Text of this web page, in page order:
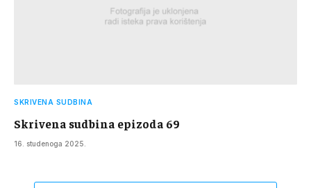
SKRIVENA SUDBINA
Skrivena sudbina epizoda 69
16. studenoga 2025.